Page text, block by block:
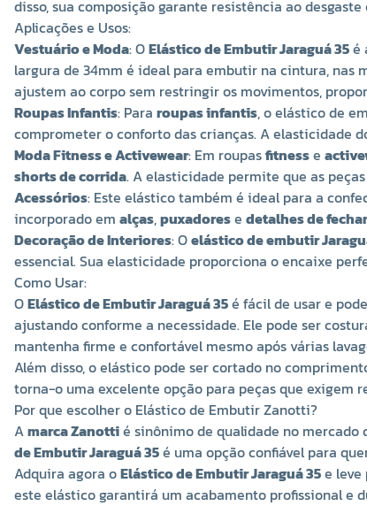
disso, sua composição garante resistência ao
Aplicações e Usos:
Vestuário e Moda: OElástico de Embutir Jaraguá 35é
largura de 34mm é ideal para embutir na cintura, nas
ajustem ao corpo sem restringir os movimentos,
Roupas Infantis: Para roupas infantis, o elástico de
comprometer o conforto das crianças. A elasticidade
Moda Fitness e Activewear: Em roupasfitnesse
shorts de corrida. A elasticidade permite que as
Acessórios: Este elástico também é ideal para a
incorporado em alças,puxadorese detalhes de
Decoração de Interiores: Oelástico de embutir
essencial. Sua elasticidade proporciona o encaixe
Como Usar:
OElástico de Embutir Jaraguá 35é fácil de usar e
ajustando conforme a necessidade. Ele pode ser
mantenha firme e confortável mesmo após várias
Além disso, o elástico pode ser cortado no
torna-o uma excelente opção para peças que exigem
Por que escolher o Elástico de Embutir Zanotti?
Amarca Zanottié sinônimo de qualidade no mercado
de Embutir Jaraguá 35é uma opção confiável para
Adquira agora oElástico de Embutir Jaraguá 35e leve
este elástico garantirá um acabamento profissional e